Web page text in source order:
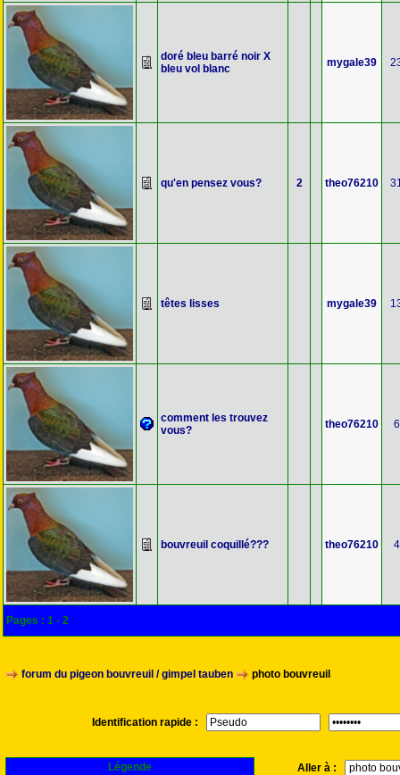
doré bleu barré noir X
bleu vol blanc
mygale39
qu'en pensez vous? 2 theo76210
têtes lisses mygale39
comment les trouvez
vous?
theo76210 6
bouvreuil coquillé??? theo76210 4
Pages : 1 - 2
forum du pigeon bouvreuil / gimpel tauben photo bouvreuil
Identification rapide :
Légende Aller à :